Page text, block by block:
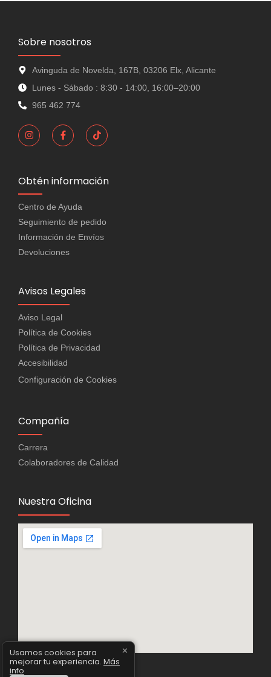
Sobre nosotros
Avinguda de Novelda, 167B, 03206 Elx, Alicante
Lunes - Sábado : 8:30 - 14:00, 16:00–20:00
965 462 774
Obtén información
Centro de Ayuda
Seguimiento de pedido
Información de Envíos
Devoluciones
Avisos Legales
Aviso Legal
Política de Cookies
Política de Privacidad
Accesibilidad
✕
Usamos cookies para
mejorar tu experiencia. Más
info
Configuración de Cookies
Compañía
Carrera
Colaboradores de Calidad
Nuestra Oficina